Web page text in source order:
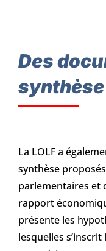
Des
La LOLF a
synthèse
parlementaires et
rapport
présente les
lesquelles